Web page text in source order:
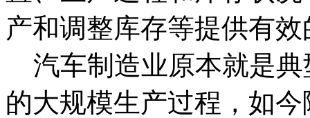
产和调整库存等提供有
汽车制造业原本就是典
的大规模生产过程，如